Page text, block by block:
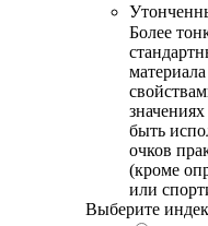
Более
быть
очков
(кроме
или
Выберите